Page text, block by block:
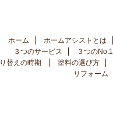
ホーム ホームアシストとは
３つのサービス
３つのNo.1
り替えの時期
塗料の選び方
リフォーム